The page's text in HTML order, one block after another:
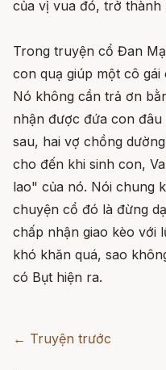
của vị vua đó, trở thành
Trong truyện cổ Đan
con quạ giúp một cô
Nó không cần trả ơn
nhận được đứa con đâu
sau, hai vợ chồng
cho đến khi sinh con,
lao" của nó. Nói chung
chuyện cổ đó là đừng
chấp nhận giao kèo với
khó khăn quá, sao
có Bụt hiện ra.
← Truyện trước